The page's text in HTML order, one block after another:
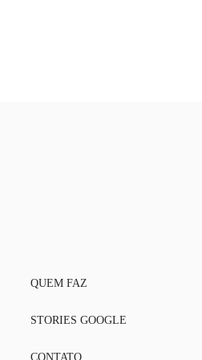
QUEM FAZ
STORIES GOOGLE
CONTATO